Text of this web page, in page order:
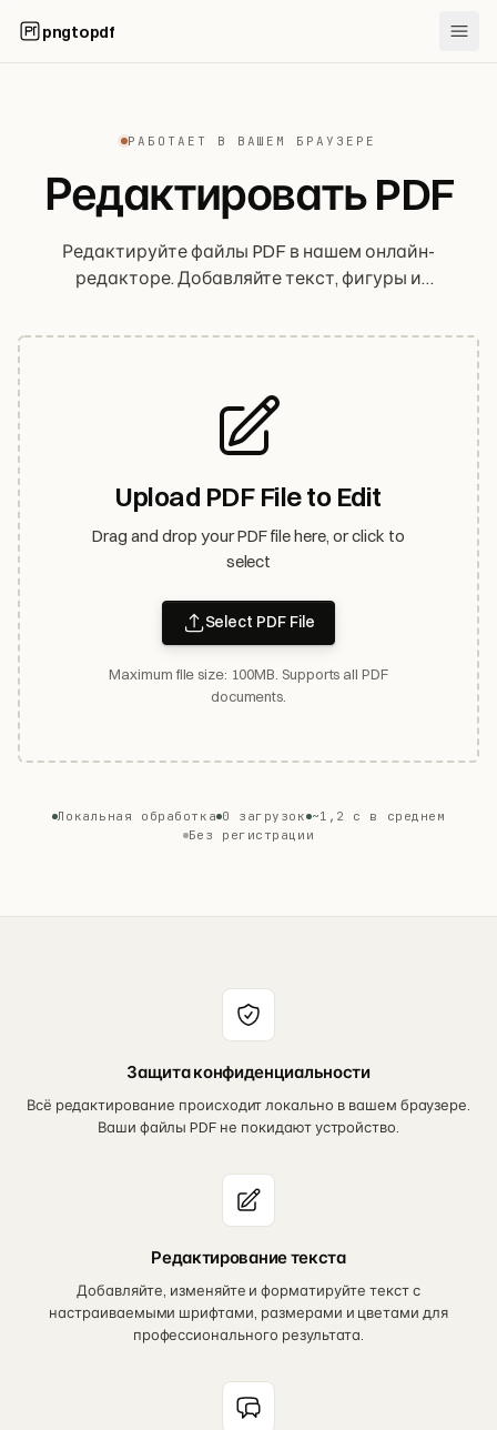
pngtopdf
РАБОТАЕТ В ВАШЕМ БРАУЗЕРЕ
Редактировать PDF
Редактируйте файлы PDF в нашем онлайн-
редакторе. Добавляйте текст, фигуры и
Upload PDF File to Edit
Drag and drop your PDF file here, or click to
select
Select PDF File
Maximum file size: 100MB. Supports all PDF
documents.
Локальная обработка 0 загрузок ~1,2 с в среднем
Без регистрации
Защита конфиденциальности
Всё редактирование происходит локально в вашем браузере.
Ваши файлы PDF не покидают устройство.
Редактирование текста
Добавляйте, изменяйте и форматируйте текст с
настраиваемыми шрифтами, размерами и цветами для
профессионального результата.